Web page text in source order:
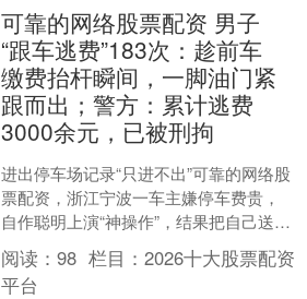
可靠的网络股票配资 男子
“跟车逃费”183次：趁前车
缴费抬杆瞬间，一脚油门紧
跟而出；警方：累计逃费
3000余元，已被刑拘
进出停车场记录“只进不出”可靠的网络股
票配资，浙江宁波一车主嫌停车费贵，
自作聪明上演“神操作”，结果把自己送进
了看守所。 近日，浙江宁波奉化岳林派
出所接到停车场....
阅读：98 栏目：2026十大股票配资
平台